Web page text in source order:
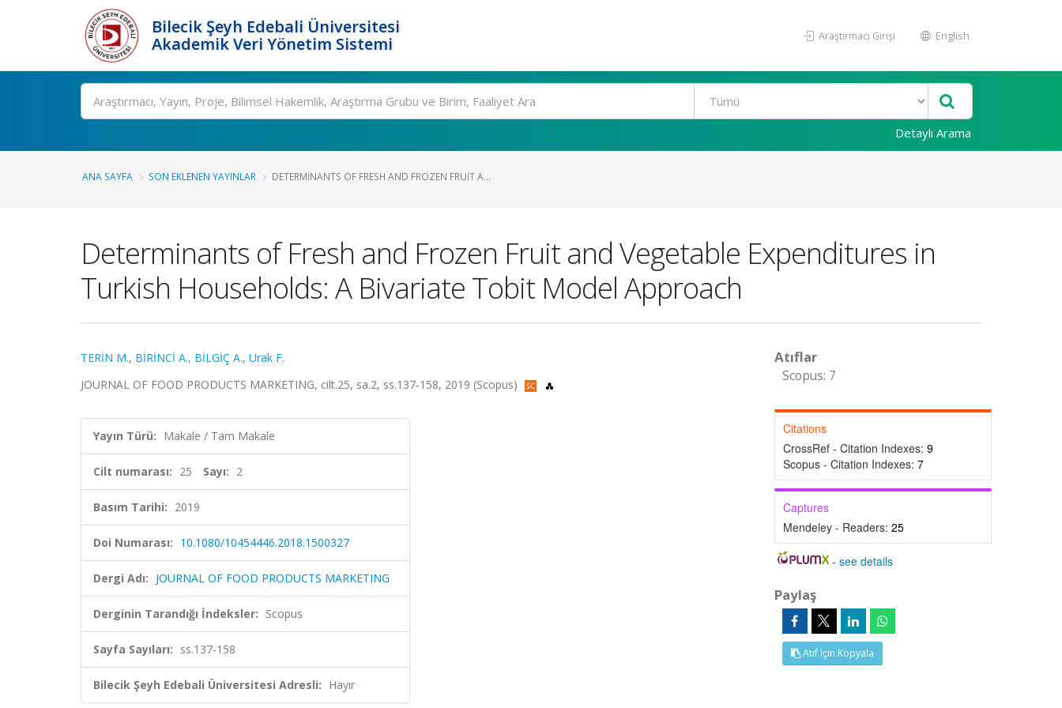
Bilecik Şeyh Edebali Üniversitesi
Akademik Veri Yönetim Sistemi
Araştırmacı Girişi English
Ara
Detaylı Arama
ANA SAYFA SON EKLENEN YAYINLAR DETERMINANTS OF FRESH AND FROZEN FRUIT A...
Determinants of Fresh and Frozen Fruit and Vegetable Expenditures in
Turkish Households: A Bivariate Tobit Model Approach
TERİN M., BİRİNCİ A., BİLGİÇ A., Urak F.
JOURNAL OF FOOD PRODUCTS MARKETING, cilt.25, sa.2, ss.137-158, 2019 (Scopus)
Yayın Türü: Makale / Tam Makale
Cilt numarası: 25 Sayı: 2
Basım Tarihi: 2019
Doi Numarası: 10.1080/10454446.2018.1500327
Dergi Adı: JOURNAL OF FOOD PRODUCTS MARKETING
Derginin Tarandığı İndeksler: Scopus
Sayfa Sayıları: ss.137-158
Bilecik Şeyh Edebali Üniversitesi Adresli: Hayır
Atıflar
Scopus: 7
Citations
CrossRef - Citation Indexes: 9
Scopus - Citation Indexes: 7
Captures
Mendeley - Readers: 25
-see details
Paylaş
Atıf İçin Kopyala